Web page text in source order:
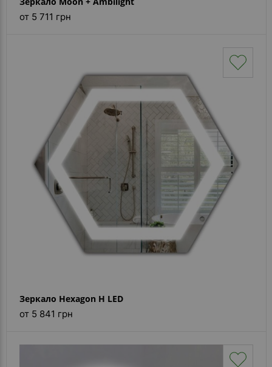
от 5 711 грн
Зеркало Hexagon H LED
от 5 841 грн